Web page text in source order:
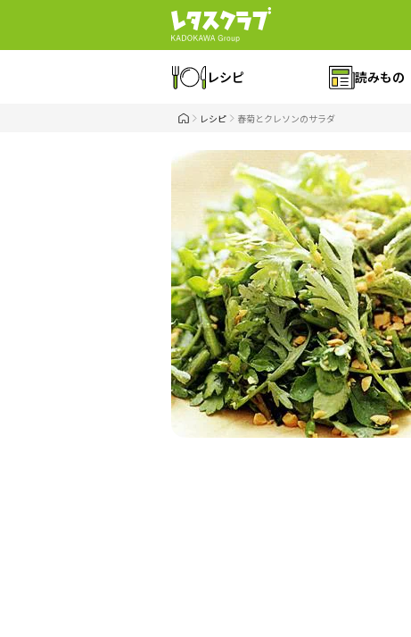
レシピ 読みもの
レシピ 春菊とクレソンのサラダ